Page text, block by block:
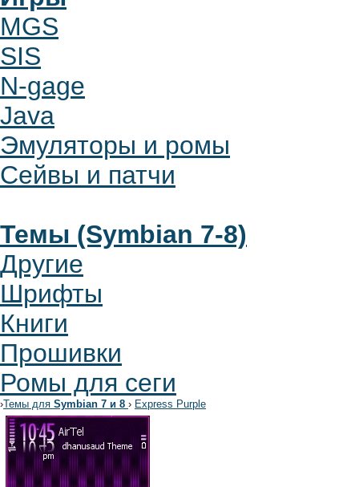
MGS
SIS
N-gage
Java
Эмуляторы и ромы
Сейвы и патчи
Темы (Symbian 7-8)
Другие
Шрифты
Книги
Прошивки
Ромы для сеги
›Темы для Symbian 7 и 8 › Express Purple